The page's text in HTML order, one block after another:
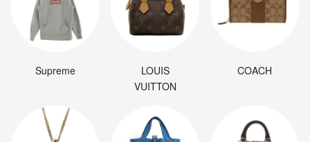
Supreme
LOUIS
VUITTON
COACH